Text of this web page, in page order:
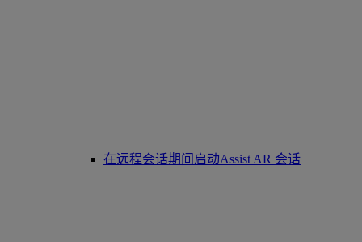
在远程会话期间启动Assist AR 会话